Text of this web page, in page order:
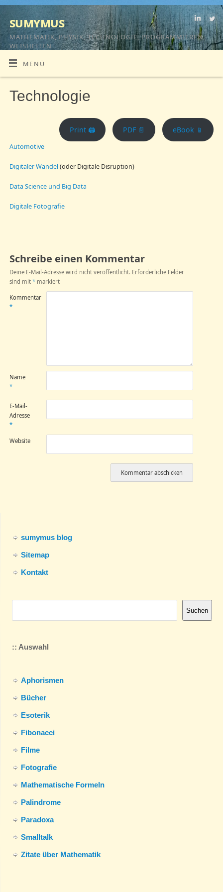
sumymus
MATHEMATIK, PHYSIK, TECHNOLOGIE, PROGRAMMIEREN,
WEISHEITEN
MENÜ
Technologie
Print 🖨 PDF 📄 eBook 📱
Automotive
Digitaler Wandel(oder Digitale Disruption)
Data Science und Big Data
Digitale Fotografie
Schreibe einen Kommentar
Deine E-Mail-Adresse wird nicht veröffentlicht. Erforderliche Felder
sind mit *markiert
Kommentar
*
Name
*
E-Mail-
Adresse
*
Website
sumymus blog
Sitemap
Kontakt
Suchen
:: Auswahl
Aphorismen
Bücher
Esoterik
Fibonacci
Filme
Fotografie
Mathematische Formeln
Palindrome
Paradoxa
Smalltalk
Zitate über Mathematik